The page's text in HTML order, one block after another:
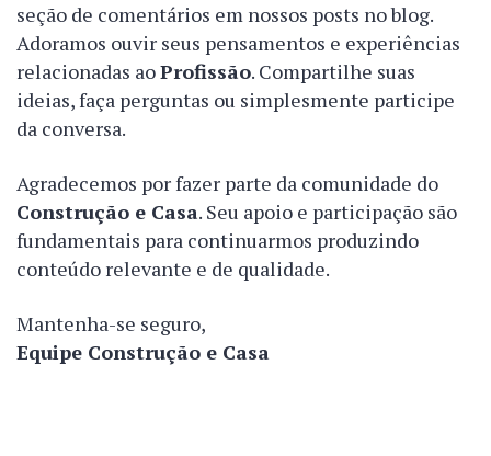
seção de comentários em nossos posts no blog.
Adoramos ouvir seus pensamentos e experiências
relacionadas aoProfissão. Compartilhe suas
ideias, faça perguntas ou simplesmente participe
da conversa.
Agradecemos por fazer parte da comunidade do
Construção e Casa. Seu apoio e participação são
fundamentais para continuarmos produzindo
conteúdo relevante e de qualidade.
Mantenha-se seguro,
Equipe Construção e Casa